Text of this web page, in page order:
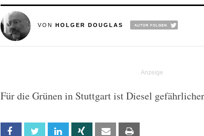
VON HOLGER DOUGLAS
Für die Grünen in Stuttgart ist Diesel
Facebook Twitter Linkedin Xing Email